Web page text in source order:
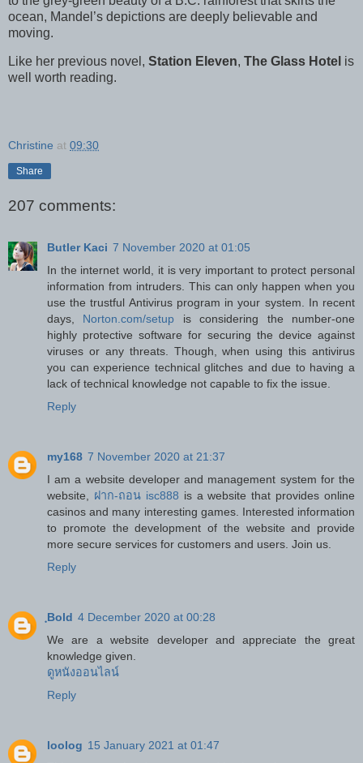
ocean, Mandel’s depictions are deeply believable and
moving.
Like her previous novel, Station Eleven, The Glass Hotel is
well worth reading.
Christine at 09:30
Share
207 comments:
Butler Kaci 7 November 2020 at 01:05
In the internet world, it is very important to protect personal
information from intruders. This can only happen when you
use the trustful Antivirus program in your system. In recent
days, Norton.com/setup is considering the number-one
highly protective software for securing the device against
viruses or any threats. Though, when using this antivirus
you can experience technical glitches and due to having a
lack of technical knowledge not capable to fix the issue.
Reply
my168 7 November 2020 at 21:37
I am a website developer and management system for the
website, ฝาก-ถอน isc888 is a website that provides online
casinos and many interesting games. Interested information
to promote the development of the website and provide
more secure services for customers and users. Join us.
Reply
ฺBold 4 December 2020 at 00:28
We are a website developer and appreciate the great
knowledge given.
ดูหนังออนไลน์
Reply
loolog 15 January 2021 at 01:47